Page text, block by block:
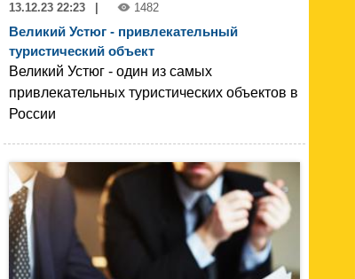
13.12.23 22:23 1482
Великий Устюг - привлекательный
туристический объект
Великий Устюг - один из самых
привлекательных туристических объектов в
России